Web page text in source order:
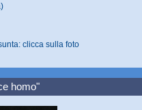
clicca sulla foto
homo"